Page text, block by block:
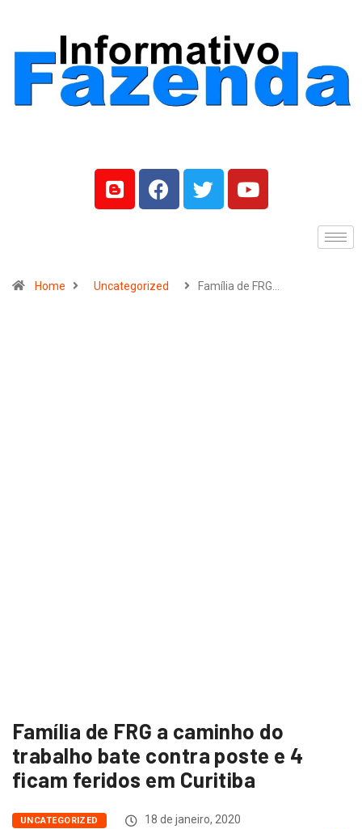
Home Uncategorized Família de FRG…
Família de FRG a caminho do
trabalho bate contra poste e 4
ficam feridos em Curitiba
UNCATEGORIZED
18 de janeiro, 2020